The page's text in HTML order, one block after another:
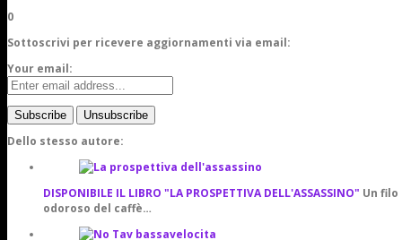
0
Sottoscrivi per ricevere aggiornamenti via email:
Your email:
Dello stesso autore:
DISPONIBILE IL LIBRO "LA PROSPETTIVA DELL'ASSASSINO" Un
odoroso del caffè…